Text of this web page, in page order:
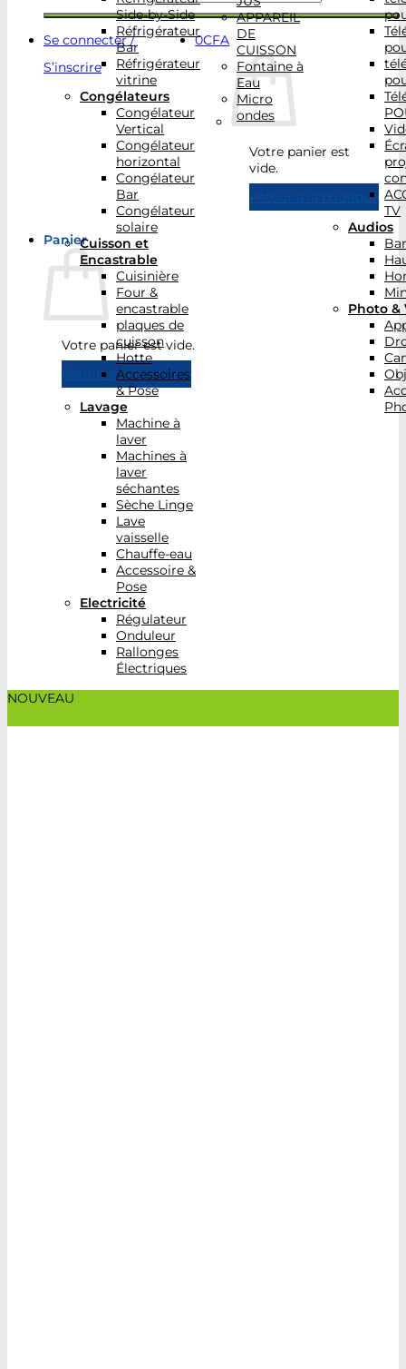
Se connecter /
S’inscrire
0CFA
Votre panier est
vide.
Retour à la boutique
Panier
Votre panier est vide.
Retour à la boutique
Side-by-Side
Réfrigérateur
Bar
Réfrigérateur
vitrine
Congélateurs
Congélateur
Vertical
Congélateur
horizontal
Congélateur
Bar
Congélateur
solaire
Cuisson et
Encastrable
Cuisinière
Four &
encastrable
plaques de
cuisson
Hotte
Accessoires
& Pose
Lavage
Machine à
laver
Machines à
laver
séchantes
Sèche Linge
Lave
vaisselle
Chauffe-eau
Accessoire &
Pose
Electricité
Régulateur
Onduleur
Rallonges
Électriques
APPAREIL
DE
CUISSON
Fontaine à
Eau
Micro
ondes
TV
Audios
Photo &
NOUVEAU